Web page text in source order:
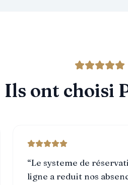
Ils ont choisi
“Le systeme de
ligne a reduit nos